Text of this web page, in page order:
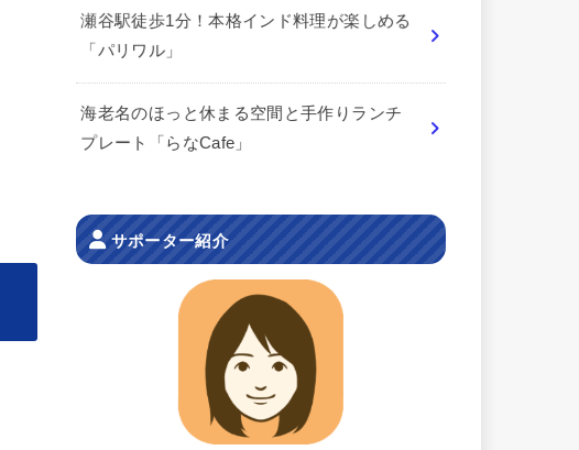
瀬谷駅徒歩1分！本格インド料理が楽しめる
「パリワル」
海老名のほっと休まる空間と手作りランチ
プレート「らなCafe」
サポーター紹介